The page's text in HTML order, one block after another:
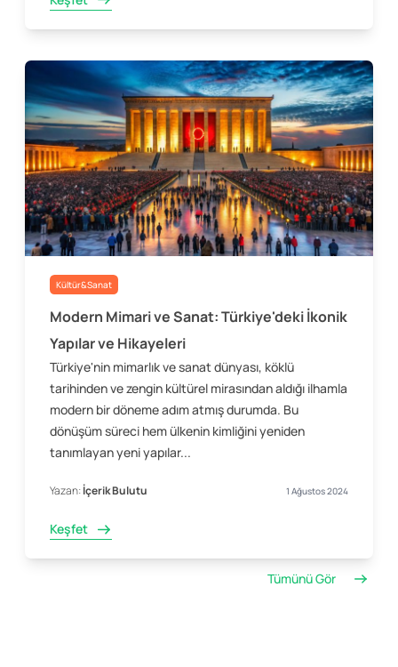
Kültür&Sanat
Modern Mimari ve Sanat: Türkiye'deki İkonik
Yapılar ve Hikayeleri
Türkiye'nin mimarlık ve sanat dünyası, köklü
tarihinden ve zengin kültürel mirasından aldığı ilhamla
modern bir döneme adım atmış durumda. Bu
dönüşüm süreci hem ülkenin kimliğini yeniden
tanımlayan yeni yapılar...
Yazan:İçerik Bulutu 1 Ağustos 2024
Keşfet
Tümünü Gör